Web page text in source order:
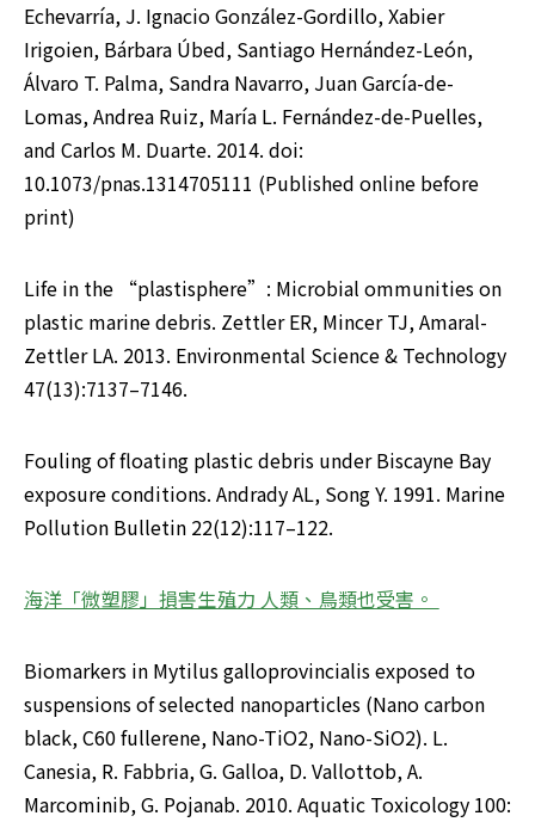
Echevarría, J. Ignacio González-Gordillo, Xabier
Irigoien, Bárbara Úbed, Santiago Hernández-León,
Álvaro T. Palma, Sandra Navarro, Juan García-de-
Lomas, Andrea Ruiz, María L. Fernández-de-Puelles,
and Carlos M. Duarte. 2014. doi:
10.1073/pnas.1314705111 (Published online before
print)
Life in the “plastisphere”: Microbial ommunities on
plastic marine debris. Zettler ER, Mincer TJ, Amaral-
Zettler LA. 2013. Environmental Science & Technology
47(13):7137–7146.
Fouling of floating plastic debris under Biscayne Bay
exposure conditions. Andrady AL, Song Y. 1991. Marine
Pollution Bulletin 22(12):117–122.
海洋「微塑膠」損害生殖力 人類、鳥類也受害。
Biomarkers in Mytilus galloprovincialis exposed to
suspensions of selected nanoparticles (Nano carbon
black, C60 fullerene, Nano-TiO2, Nano-SiO2). L.
Canesia, R. Fabbria, G. Galloa, D. Vallottob, A.
Marcominib, G. Pojanab. 2010. Aquatic Toxicology 100: